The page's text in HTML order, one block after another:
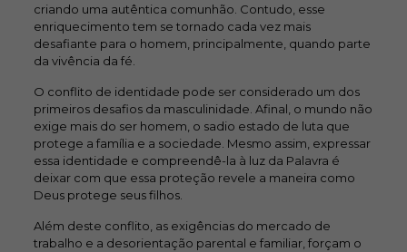
criando uma autêntica comunhão. Contudo, esse
enriquecimento tem se tornado cada vez mais
desafiante para o homem, principalmente, quando parte
da vivência da fé.
O conflito de identidade pode ser considerado um dos
primeiros desafios da masculinidade. Afinal, o mundo não
exige mais do ser homem, o sadio estado de luta que
protege a família e a sociedade. Mesmo assim, expressar
essa identidade e compreendê-la à luz da Palavra é
deixar com que essa proteção revele a maneira como
Deus protege seus filhos.
Além deste conflito, as exigências do mercado de
trabalho e a desorientação parental e familiar, forçam o